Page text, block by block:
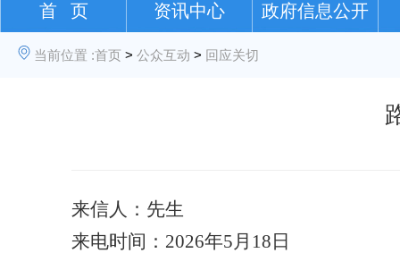
首 页 资讯中心 政府信息公开
当前位置 :首页 > 公众互动 > 回应关切
来信人：先生
来电时间： 2026年5月18日